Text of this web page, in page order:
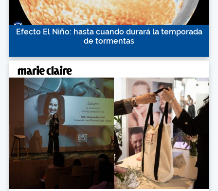
Efecto El Niño: hasta cuando durará la temporada
de tormentas